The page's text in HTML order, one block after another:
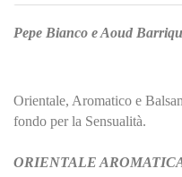
Pepe Bianco e Aoud
Orientale, Aromatico e
fondo per la Sensualità.
ORIENTALE